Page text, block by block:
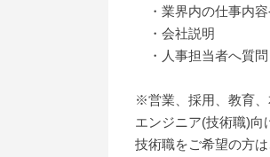
・業界内の仕事内容
・会社説明
・人事担当者へ質問
※営業、採用、教育、
エンジニア(技術職)向
技術職をご希望の方